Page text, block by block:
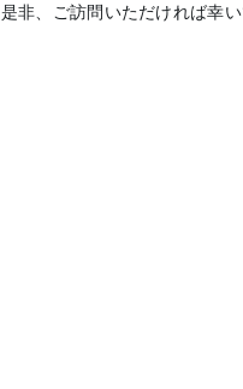
非、ご訪問いただければ幸い